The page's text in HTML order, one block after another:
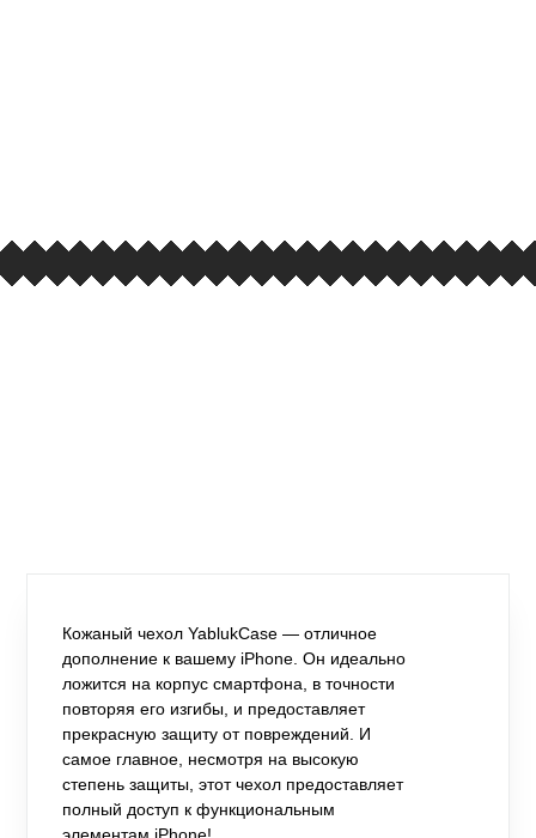
Кожаный чехол YablukCase — отличное
дополнение к вашему iPhone. Он идеально
ложится на корпус смартфона, в точности
повторяя его изгибы, и предоставляет
прекрасную защиту от повреждений. И
самое главное, несмотря на высокую
степень защиты, этот чехол предоставляет
полный доступ к функциональным
элементам iPhone!